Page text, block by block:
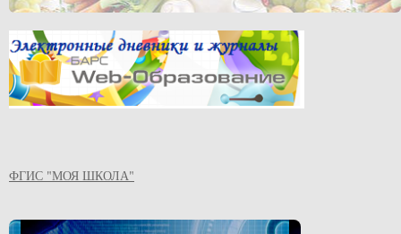
ФГИС "МОЯ ШКОЛА"